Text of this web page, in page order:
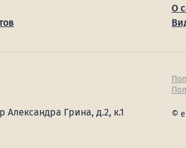
О
Александра Грина, д.2, к.1
©